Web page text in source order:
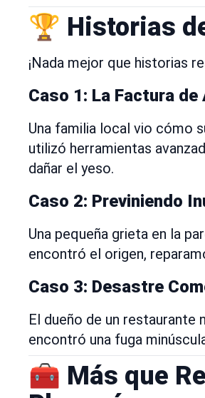
🏆 Historias
¡Nada mejor que historias
Caso 1: La Factura
Una familia local vio cómo
utilizó herramientas
dañar el yeso.
Caso 2: Previniendo
Una pequeña grieta en la
encontró el origen,
Caso 3: Desastre
El dueño de un
encontró una fuga
🧰 Más que